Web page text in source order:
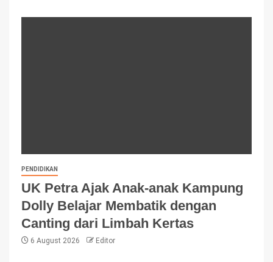
PENDIDIKAN
UK Petra Ajak Anak-anak Kampung
Dolly Belajar Membatik dengan
Canting dari Limbah Kertas
6 August 2026 Editor